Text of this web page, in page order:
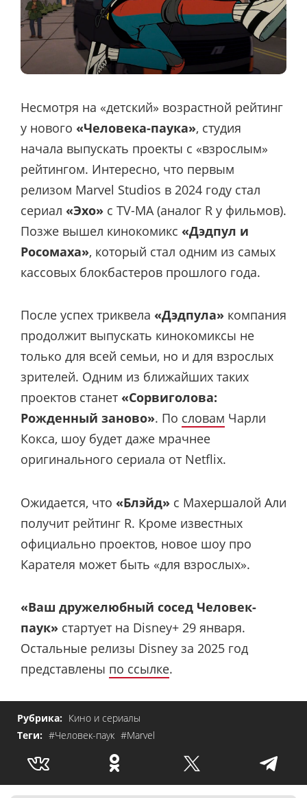
Несмотря на «детский» возрастной рейтинг
у нового «Человека-паука», студия
начала выпускать проекты с «взрослым»
рейтингом. Интересно, что первым
релизом Marvel Studios в 2024 году стал
сериал «Эхо» с TV-MA (аналог R у фильмов).
Позже вышел кинокомикс «Дэдпул и
Росомаха», который стал одним из самых
кассовых блокбастеров прошлого года.
После успех триквела «Дэдпула» компания
продолжит выпускать кинокомиксы не
только для всей семьи, но и для взрослых
зрителей. Одним из ближайших таких
проектов станет «Сорвиголова:
Рожденный заново». По словам Чарли
Кокса, шоу будет даже мрачнее
оригинального сериала от Netflix.
Ожидается, что «Блэйд» с Махершалой Али
получит рейтинг R. Кроме известных
официально проектов, новое шоу про
Карателя может быть «для взрослых».
«Ваш дружелюбный сосед Человек-
паук» стартует на Disney+ 29 января.
Остальные релизы Disney за 2025 год
представлены по ссылке.
Рубрика: Кино и сериалы
Теги: #Человек-паук #Marvel